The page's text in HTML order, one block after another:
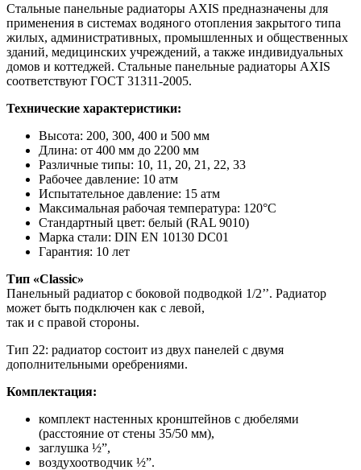
Стальные панельные радиаторы AXIS предназначены для
применения в системах водяного отопления закрытого типа
жилых, административных, промышленных и общественных
зданий, медицинских учреждений, а также индивидуальных
домов и коттеджей. Стальные панельные радиаторы AXIS
соответствуют ГОСТ 31311-2005.
Технические характеристики:
Высота: 200, 300, 400 и 500 мм
Длина: от 400 мм до 2200 мм
Различные типы: 10, 11, 20, 21, 22, 33
Рабочее давление: 10 атм
Испытательное давление: 15 атм
Максимальная рабочая температура: 120°C
Стандартный цвет: белый (RAL 9010)
Марка стали: DIN EN 10130 DC01
Гарантия: 10 лет
Тип «Classic»
Панельный радиатор с боковой подводкой 1/2’’. Радиатор
может быть подключен как с левой,
так и с правой стороны.
Тип 22: радиатор состоит из двух панелей с двумя
дополнительными оребрениями.
Комплектация:
комплект настенных кронштейнов с дюбелями
(расстояние от стены 35/50 мм),
заглушка ½”,
воздухоотводчик ½”.